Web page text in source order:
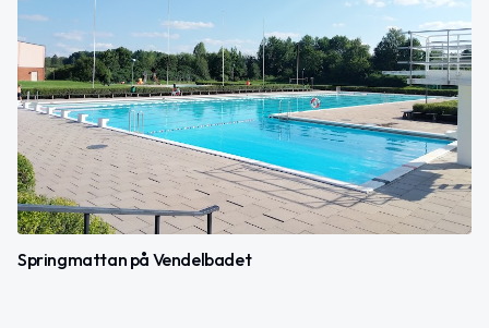
Springmattan på Vendelbadet